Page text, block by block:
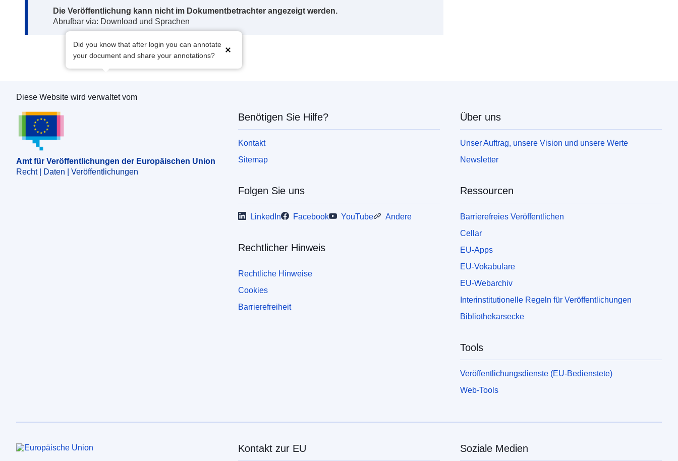
Note:
Die Veröffentlichung kann nicht im Dokumentbetrachter angezeigt werden.
Abrufbar via: Download und Sprachen
Did you know that after login you can annotate
your document and share your annotations?
Amt für Veröffentlichungen der Europäischen Union
Diese Website wird verwaltet vom
Amt für Veröffentlichungen der Europäischen Union
Recht | Daten | Veröffentlichungen
Benötigen Sie Hilfe?
Kontakt
Sitemap
Folgen Sie uns
LinkedIn Facebook YouTube Andere
Rechtlicher Hinweis
Rechtliche Hinweise
Cookies
Barrierefreiheit
Über uns
Unser Auftrag, unsere Vision und unsere Werte
Newsletter
Ressourcen
Barrierefreies Veröffentlichen
Cellar
EU-Apps
EU-Vokabulare
EU-Webarchiv
Interinstitutionelle Regeln für Veröffentlichungen
Bibliothekarsecke
Tools
Veröffentlichungsdienste (EU-Bedienstete)
Web-Tools
Europäische Union Kontakt zur EU Soziale Medien